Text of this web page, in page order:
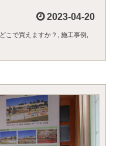
2023-04-20
どこで買えますか？ 施工事例